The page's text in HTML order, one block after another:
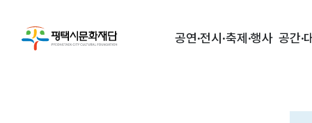
공연·전시·축제·행사 공간·